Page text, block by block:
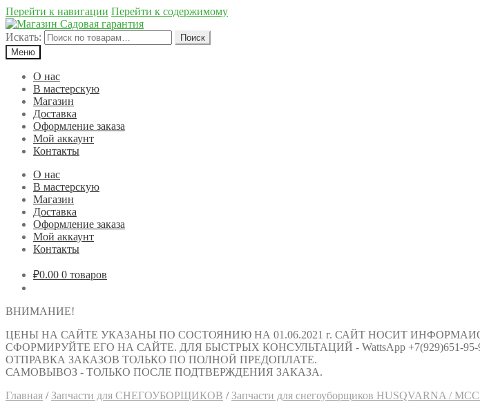
Перейти к навигации Перейти к содержимому
Искать:
Поиск
Меню
О нас
В мастерскую
Магазин
Доставка
Оформление заказа
Мой аккаунт
Контакты
О нас
В мастерскую
Магазин
Доставка
Оформление заказа
Мой аккаунт
Контакты
₽0.00 0 товаров
ВНИМАНИЕ!
ЦЕНЫ НА САЙТЕ УКАЗАНЫ ПО СОСТОЯНИЮ НА 01.06.2021 г. САЙТ НОСИТ
СФОРМИРУЙТЕ ЕГО НА САЙТЕ. ДЛЯ БЫСТРЫХ КОНСУЛЬТАЦИЙ - WattsApp +7(929)651-95-
ОТПРАВКА ЗАКАЗОВ ТОЛЬКО ПО ПОЛНОЙ ПРЕДОПЛАТЕ.
САМОВЫВОЗ - ТОЛЬКО ПОСЛЕ ПОДТВЕРЖДЕНИЯ ЗАКАЗА.
Главная / Запчасти для СНЕГОУБОРЩИКОВ / Запчасти для снегоуборщиков HUSQVARNA /